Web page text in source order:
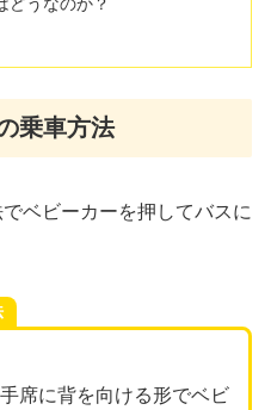
乗車方法
ベビーカーを押してバスに
席に背を向ける形でベビ